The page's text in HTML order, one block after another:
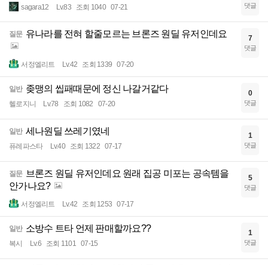
sagara12 Lv.83 조회 1040 07-21 댓글
질문 유나라를 전혀 할줄모르는 브론즈 원딜 유저인데요
서정엘리트 Lv.42 조회 1339 07-20
7
댓글
일반 좆맹의 씹패때문에 정신 나갈거같다
헬로지니 Lv.78 조회 1082 07-20
0
댓글
일반 세나원딜 쓰레기였네
퓨레파스타 Lv.40 조회 1322 07-17
1
댓글
질문
브론즈 원딜 유저인데요 원래 집공 미포는 공속템을
안가나요?
서정엘리트 Lv.42 조회 1253 07-17
5
댓글
일반 소방수 트타 언제 판매할까요??
복시 Lv.6 조회 1101 07-15
1
댓글